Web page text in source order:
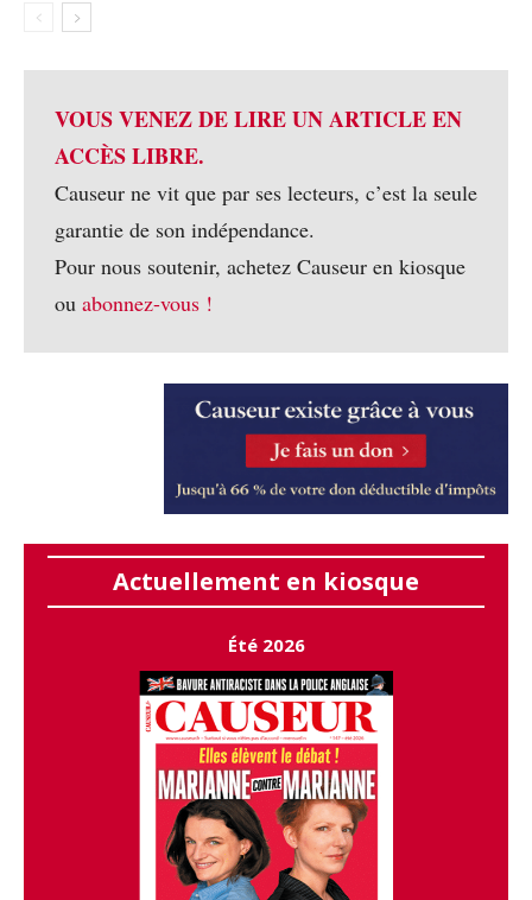
VOUS VENEZ DE LIRE UN ARTICLE EN
ACCÈS LIBRE.
Causeur ne vit que par ses lecteurs, c’est la seule
garantie de son indépendance.
Pour nous soutenir, achetez Causeur en kiosque
ou abonnez-vous !
Actuellement en kiosque
Été 2026